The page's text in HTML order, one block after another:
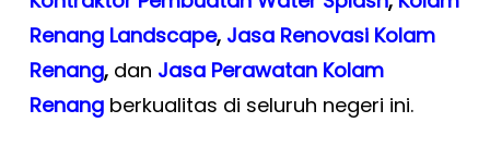
Renang Landscape, Jasa Renovasi Kolam
Renang, dan Jasa Perawatan Kolam
Renangberkualitas di seluruh negeri ini.